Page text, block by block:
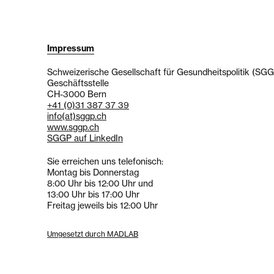
Impressum
Schweizerische Gesellschaft für Gesundheitspolitik
Geschäftsstelle
CH-3000 Bern
+41 (0)31 387 37 39
info(at)sggp.ch
www.sggp.ch
SGGP auf LinkedIn
Sie erreichen uns telefonisch:
Montag bis Donnerstag
8:00 Uhr bis 12:00 Uhr und
13:00 Uhr bis 17:00 Uhr
Freitag jeweils bis 12:00 Uhr
Umgesetzt durch MADLAB